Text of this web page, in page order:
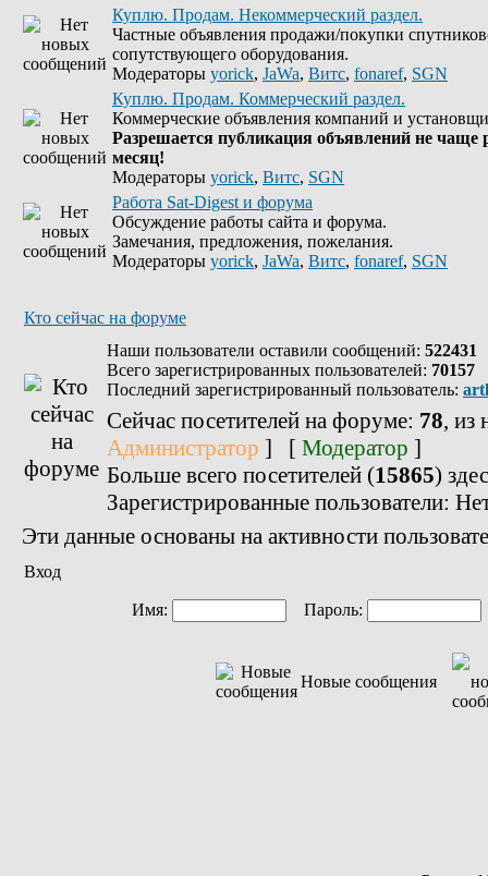
Куплю. Продам. Некоммерческий раздел.
Частные объявления продажи/покупки
сопутствующего оборудования.
Модераторы yorick, JaWa, Витс, fonaref, SGN
Куплю. Продам. Коммерческий раздел.
Коммерческие объявления компаний и
Разрешается публикация объявлений не чаще
месяц!
Модераторы yorick, Витс, SGN
Работа Sat-Digest и форума
Обсуждение работы сайта и форума.
Замечания, предложения, пожелания.
Модераторы yorick, JaWa, Витс, fonaref, SGN
Кто сейчас на форуме
Наши пользователи оставили сообщений: 522431
Всего зарегистрированных пользователей: 70157
Последний зарегистрированный пользователь:
Сейчас посетителей на форуме: 78, из
Администратор ] [ Модератор ]
Больше всего посетителей (15865)
Зарегистрированные пользователи:
Эти данные основаны на активности
Вход
Имя: Пароль:
Новые сообщения